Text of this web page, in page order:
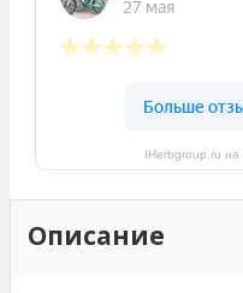
IHerbgroup.ru
Описание